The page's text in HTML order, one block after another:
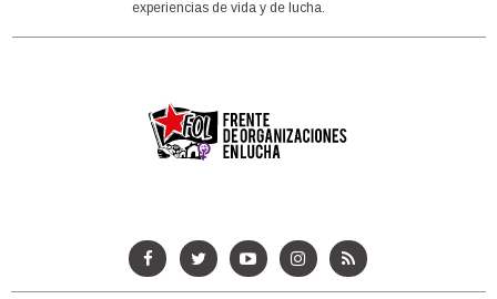
experiencias de vida y de lucha.